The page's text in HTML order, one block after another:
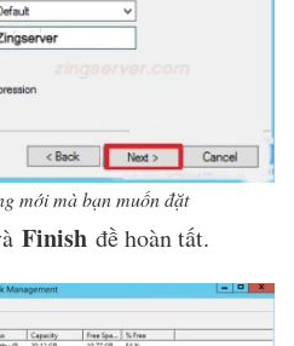
mới mà bạn muốn đặt
Finish đề hoàn tất.